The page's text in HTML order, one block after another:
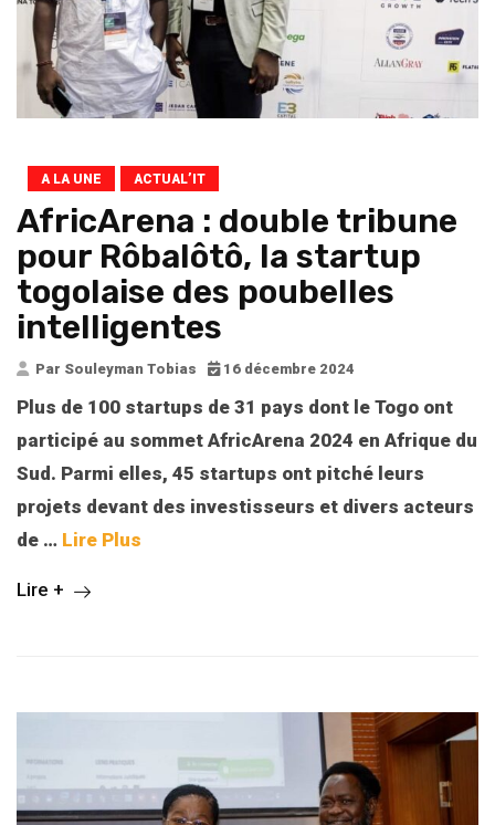
A LA UNE ACTUAL’IT
AfricArena : double tribune
pour Rôbalôtô, la startup
togolaise des poubelles
intelligentes
Par Souleyman Tobias 16 décembre 2024
Plus de 100 startups de 31 pays dont le Togo ont
participé au sommet AfricArena 2024 en Afrique du
Sud. Parmi elles, 45 startups ont pitché leurs
projets devant des investisseurs et divers acteurs
de … Lire Plus
Lire +